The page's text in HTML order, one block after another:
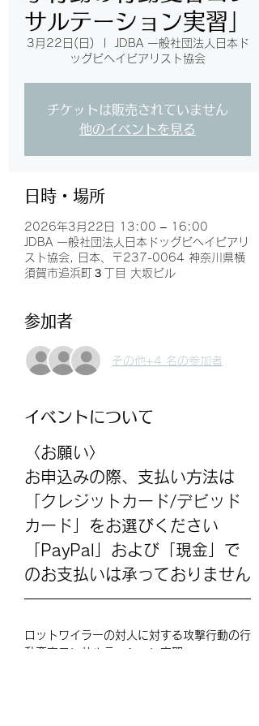
サルテーション実習」
3月22日(日)
JDBA 一般社団法人日本ド
ッグビヘイビアリスト協会
チケットは販売されていません
他のイベントを見る
日時・場所
2026年3月22日 13:00 – 16:00
JDBA 一般社団法人日本ドッグビヘイビアリ
スト協会, 日本、〒237-0064 神奈川県横
須賀市追浜町３丁目 大坂ビル
参加者
その他+4 名の参加者
イベントについて
〈お願い〉
お申込みの際、支払い方法は
「クレジットカード/デビッド
カード」をお選びください
「PayPal」および「現金」で
のお支払いは承っておりません
ロットワイラーの対人に対する攻撃行動の行
動変容コンサルテーション実習